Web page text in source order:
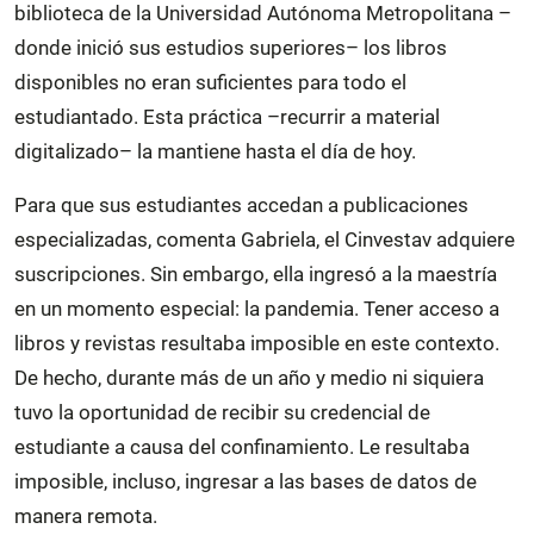
biblioteca de la Universidad Autónoma Metropolitana –
donde inició sus estudios superiores– los libros
disponibles no eran suficientes para todo el
estudiantado. Esta práctica –recurrir a material
digitalizado– la mantiene hasta el día de hoy.
Para que sus estudiantes accedan a publicaciones
especializadas, comenta Gabriela, el Cinvestav adquiere
suscripciones. Sin embargo, ella ingresó a la maestría
en un momento especial: la pandemia. Tener acceso a
libros y revistas resultaba imposible en este contexto.
De hecho, durante más de un año y medio ni siquiera
tuvo la oportunidad de recibir su credencial de
estudiante a causa del confinamiento. Le resultaba
imposible, incluso, ingresar a las bases de datos de
manera remota.